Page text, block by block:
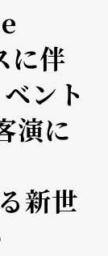
に伴
ント
演に
新世